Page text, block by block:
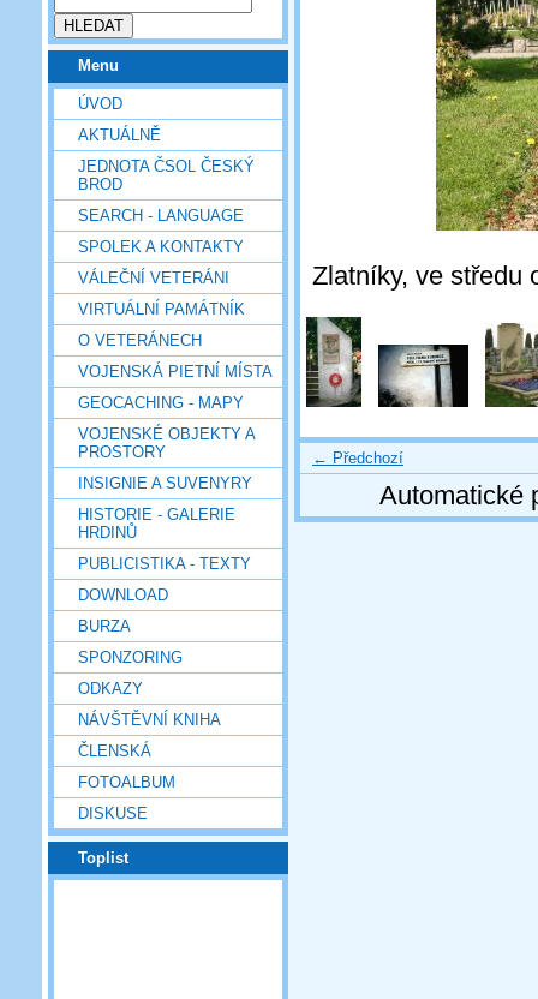
Menu
ÚVOD
AKTUÁLNĚ
JEDNOTA ČSOL ČESKÝ
BROD
SEARCH - LANGUAGE
SPOLEK A KONTAKTY
VÁLEČNÍ VETERÁNI
VIRTUÁLNÍ PAMÁTNÍK
O VETERÁNECH
VOJENSKÁ PIETNÍ MÍSTA
GEOCACHING - MAPY
VOJENSKÉ OBJEKTY A
PROSTORY
INSIGNIE A SUVENYRY
HISTORIE - GALERIE
HRDINŮ
PUBLICISTIKA - TEXTY
DOWNLOAD
BURZA
SPONZORING
ODKAZY
NÁVŠTĚVNÍ KNIHA
ČLENSKÁ
FOTOALBUM
DISKUSE
Toplist
Zlatníky, ve středu
← Předchozí
Automatické